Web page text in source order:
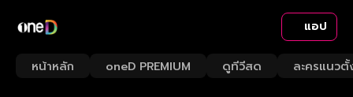
แอป
หน้าหลัก oneD PREMIUM ดูทีวีสด ละครแนวตั้
Loaded:
1.46%
1x
Rate